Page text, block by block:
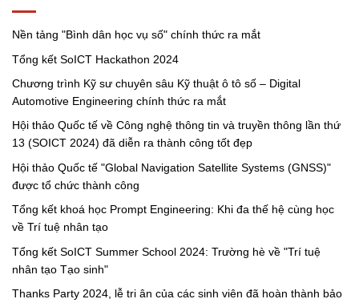
Nền tảng "Bình dân học vụ số" chính thức ra mắt
Tổng kết SoICT Hackathon 2024
Chương trình Kỹ sư chuyên sâu Kỹ thuật ô tô số – Digital
Automotive Engineering chính thức ra mắt
Hội thảo Quốc tế về Công nghệ thông tin và truyền thông lần thứ
13 (SOICT 2024) đã diễn ra thành công tốt đẹp
Hội thảo Quốc tế "Global Navigation Satellite Systems (GNSS)"
được tổ chức thành công
Tổng kết khoá học Prompt Engineering: Khi đa thế hệ cùng học
về Trí tuệ nhân tạo
Tổng kết SoICT Summer School 2024: Trường hè về "Trí tuệ
nhân tạo Tạo sinh"
Thanks Party 2024, lễ tri ân của các sinh viên đã hoàn thành bảo